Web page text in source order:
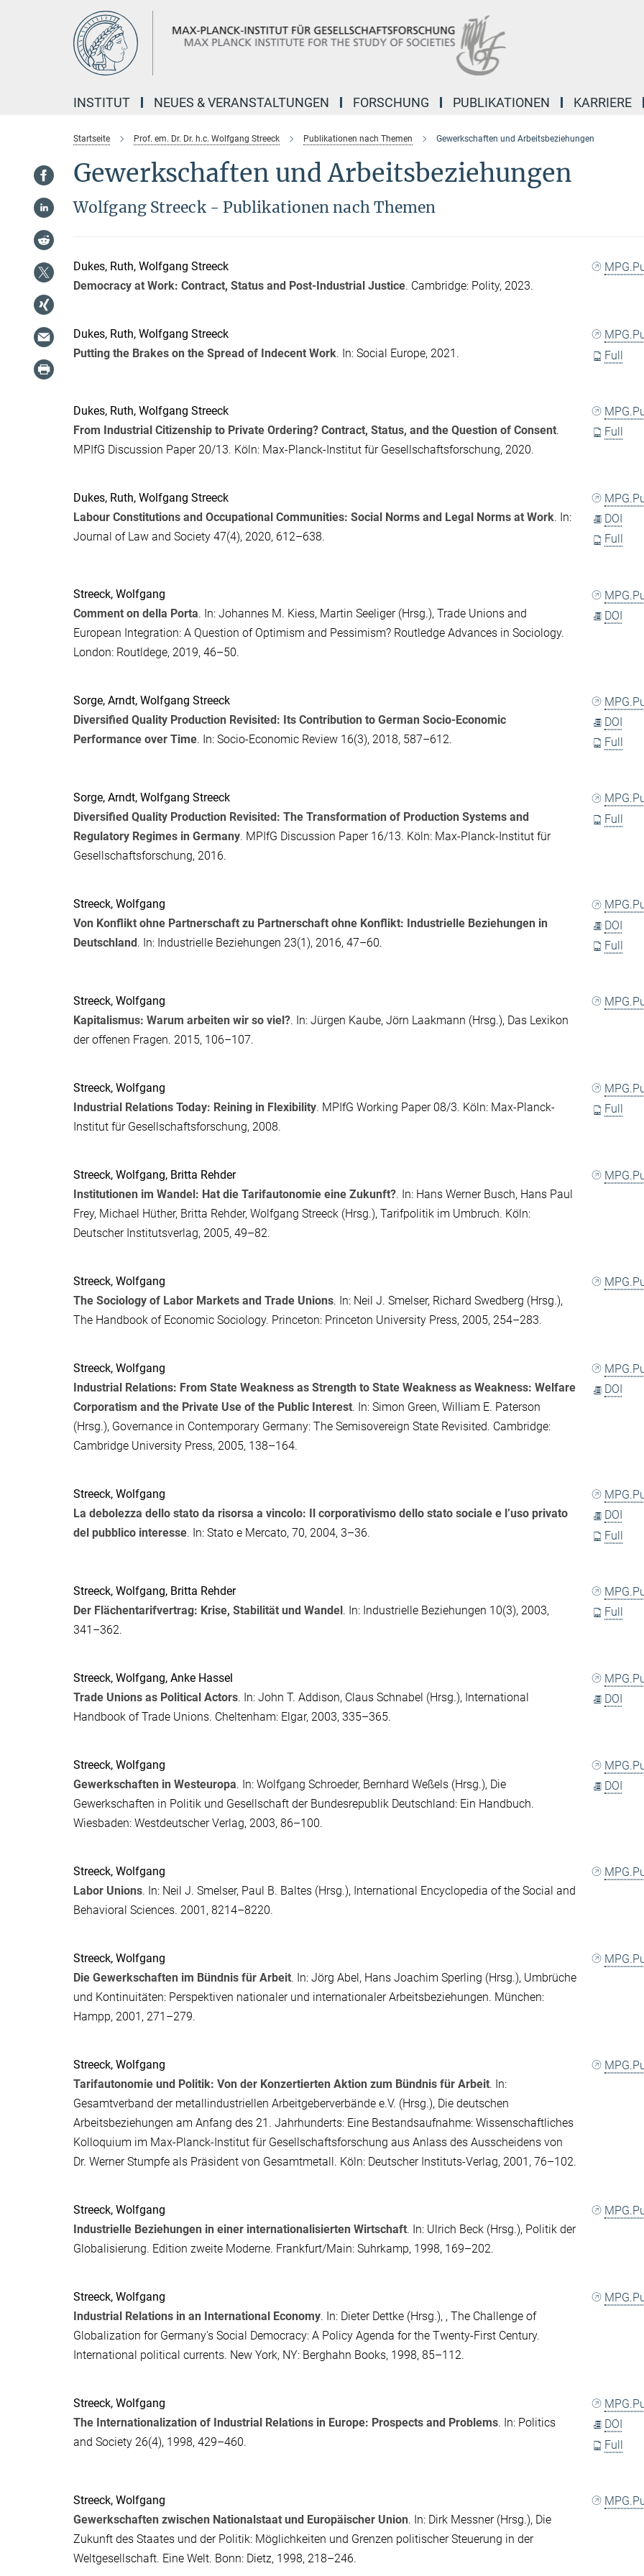
INSTITUT NEUES & VERANSTALTUNGEN FORSCHUNG PUBLIKATIONEN KARRIERE
Startseite Prof. em. Dr. Dr. h.c. Wolfgang Streeck Publikationen nach Themen Gewerkschaften und Arbeitsbeziehungen
Gewerkschaften und Arbeitsbeziehungen
Wolfgang Streeck - Publikationen nach Themen
Dukes, Ruth, Wolfgang Streeck
Democracy at Work: Contract, Status and Post-Industrial Justice. Cambridge: Polity, 2023.
Dukes, Ruth, Wolfgang Streeck
Putting the Brakes on the Spread of Indecent Work. In: Social Europe, 2021.
Full
Dukes, Ruth, Wolfgang Streeck
From Industrial Citizenship to Private Ordering? Contract, Status, and the Question of Consent.
MPIfG Discussion Paper 20/13. Köln: Max-Planck-Institut für Gesellschaftsforschung, 2020.
Full
Dukes, Ruth, Wolfgang Streeck
Labour Constitutions and Occupational Communities: Social Norms and Legal Norms at Work. In:
Journal of Law and Society 47(4), 2020, 612–638.
DOI
Full
Streeck, Wolfgang
Comment on della Porta. In: Johannes M. Kiess, Martin Seeliger(Hrsg.), Trade Unions and
European Integration: A Question of Optimism and Pessimism? Routledge Advances in Sociology.
London: Routldege, 2019, 46–50.
DOI
Sorge, Arndt, Wolfgang Streeck
Diversified Quality Production Revisited: Its Contribution to German Socio-Economic
Performance over Time. In: Socio-Economic Review 16(3), 2018, 587–612.
DOI
Full
Sorge, Arndt, Wolfgang Streeck
Diversified Quality Production Revisited: The Transformation of Production Systems and
Regulatory Regimes in Germany. MPIfG Discussion Paper 16/13. Köln: Max-Planck-Institut für
Gesellschaftsforschung, 2016.
Full
Streeck, Wolfgang
Von Konflikt ohne Partnerschaft zu Partnerschaft ohne Konflikt: Industrielle Beziehungen in
Deutschland. In: Industrielle Beziehungen 23(1), 2016, 47–60.
DOI
Full
Streeck, Wolfgang
Kapitalismus: Warum arbeiten wir so viel?. In: Jürgen Kaube, Jörn Laakmann (Hrsg.), Das Lexikon
der offenen Fragen. 2015, 106–107.
Streeck, Wolfgang
Industrial Relations Today: Reining in Flexibility. MPIfG Working Paper 08/3. Köln: Max-Planck-
Institut für Gesellschaftsforschung, 2008.
Full
Streeck, Wolfgang, Britta Rehder
Institutionen im Wandel: Hat die Tarifautonomie eine Zukunft?. In: Hans Werner Busch, Hans Paul
Frey, Michael Hüther, Britta Rehder, Wolfgang Streeck (Hrsg.), Tarifpolitik im Umbruch. Köln:
Deutscher Institutsverlag, 2005, 49–82.
Streeck, Wolfgang
The Sociology of Labor Markets and Trade Unions. In: Neil J. Smelser, Richard Swedberg (Hrsg.),
The Handbook of Economic Sociology. Princeton: Princeton University Press, 2005, 254–283.
Streeck, Wolfgang
Industrial Relations: From State Weakness as Strength to State Weakness as Weakness: Welfare
Corporatism and the Private Use of the Public Interest. In: Simon Green, William E. Paterson
(Hrsg.), Governance in Contemporary Germany: The Semisovereign State Revisited. Cambridge:
Cambridge University Press, 2005, 138–164.
DOI
Streeck, Wolfgang
La debolezza dello stato da risorsa a vincolo: Il corporativismo dello stato sociale e l’uso privato
del pubblico interesse. In: Stato e Mercato, 70, 2004, 3–36.
DOI
Full
Streeck, Wolfgang, Britta Rehder
Der Flächentarifvertrag: Krise, Stabilität und Wandel. In: Industrielle Beziehungen 10(3), 2003,
341–362.
Full
Streeck, Wolfgang, Anke Hassel
Trade Unions as Political Actors. In: John T. Addison, Claus Schnabel (Hrsg.), International
Handbook of Trade Unions. Cheltenham: Elgar, 2003, 335–365.
DOI
Streeck, Wolfgang
Gewerkschaften in Westeuropa. In: Wolfgang Schroeder, Bernhard Weßels (Hrsg.), Die
Gewerkschaften in Politik und Gesellschaft der Bundesrepublik Deutschland: Ein Handbuch.
Wiesbaden: Westdeutscher Verlag, 2003, 86–100.
DOI
Streeck, Wolfgang
Labor Unions. In: Neil J. Smelser, Paul B. Baltes (Hrsg.), International Encyclopedia of the Social and
Behavioral Sciences. 2001, 8214–8220.
Streeck, Wolfgang
Die Gewerkschaften im Bündnis für Arbeit. In: Jörg Abel, Hans Joachim Sperling (Hrsg.), Umbrüche
und Kontinuitäten: Perspektiven nationaler und internationaler Arbeitsbeziehungen. München:
Hampp, 2001, 271–279.
Streeck, Wolfgang
Tarifautonomie und Politik: Von der Konzertierten Aktion zum Bündnis für Arbeit. In:
Gesamtverband der metallindustriellen Arbeitgeberverbände e.V. (Hrsg.), Die deutschen
Arbeitsbeziehungen am Anfang des 21. Jahrhunderts: Eine Bestandsaufnahme: Wissenschaftliches
Kolloquium im Max-Planck-Institut für Gesellschaftsforschung aus Anlass des Ausscheidens von
Dr. Werner Stumpfe als Präsident von Gesamtmetall. Köln: Deutscher Instituts-Verlag, 2001, 76–102.
Streeck, Wolfgang
Industrielle Beziehungen in einer internationalisierten Wirtschaft. In: Ulrich Beck (Hrsg.), Politik der
Globalisierung. Edition zweite Moderne. Frankfurt/Main: Suhrkamp, 1998, 169–202.
Streeck, Wolfgang
Industrial Relations in an International Economy. In: Dieter Dettke (Hrsg.), , The Challenge of
Globalization for Germany's Social Democracy: A Policy Agenda for the Twenty-First Century.
International political currents. New York, NY: Berghahn Books, 1998, 85–112.
Streeck, Wolfgang
The Internationalization of Industrial Relations in Europe: Prospects and Problems. In: Politics
and Society 26(4), 1998, 429–460.
DOI
Full
Streeck, Wolfgang
Gewerkschaften zwischen Nationalstaat und Europäischer Union. In: Dirk Messner(Hrsg.), Die
Zukunft des Staates und der Politik: Möglichkeiten und Grenzen politischer Steuerung in der
Weltgesellschaft. Eine Welt. Bonn: Dietz, 1998, 218–246.